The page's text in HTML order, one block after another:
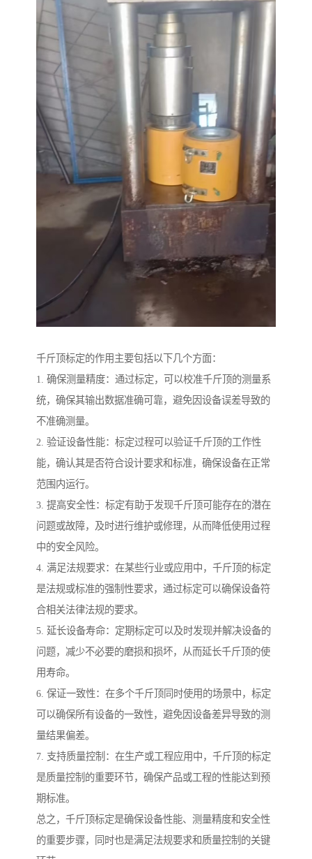
千斤顶标定的作用主要包括以下几个方面：
1. 确保测量精度：通过标定，可以校准千斤顶的测量系
统，确保其输出数据准确可靠，避免因设备误差导致的
不准确测量。
2. 验证设备性能：标定过程可以验证千斤顶的工作性
能，确认其是否符合设计要求和标准，确保设备在正常
范围内运行。
3. 提高安全性：标定有助于发现千斤顶可能存在的潜在
问题或故障，及时进行维护或修理，从而降低使用过程
中的安全风险。
4. 满足法规要求：在某些行业或应用中，千斤顶的标定
是法规或标准的强制性要求，通过标定可以确保设备符
合相关法律法规的要求。
5. 延长设备寿命：定期标定可以及时发现并解决设备的
问题，减少不必要的磨损和损坏，从而延长千斤顶的使
用寿命。
6. 保证一致性：在多个千斤顶同时使用的场景中，标定
可以确保所有设备的一致性，避免因设备差异导致的测
量结果偏差。
7. 支持质量控制：在生产或工程应用中，千斤顶的标定
是质量控制的重要环节，确保产品或工程的性能达到预
期标准。
总之，千斤顶标定是确保设备性能、测量精度和安全性
的重要步骤，同时也是满足法规要求和质量控制的关键